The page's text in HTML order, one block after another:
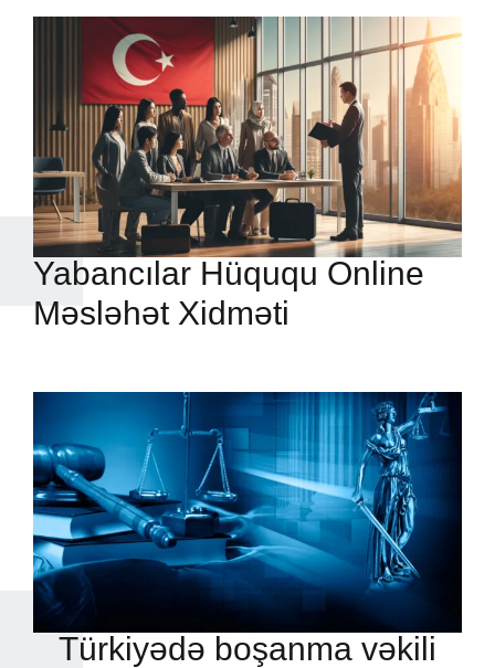
Yabancılar Hüququ Online
Məsləhət Xidməti
Türkiyədə boşanma vəkili